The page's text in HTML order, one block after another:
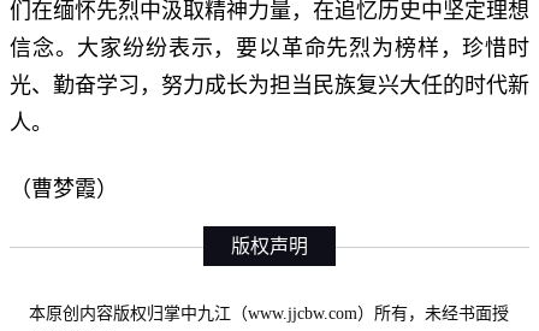
们在缅怀先烈中汲取精神力量，在追忆历史中坚定理想
信念。大家纷纷表示，要以革命先烈为榜样，珍惜时
光、勤奋学习，努力成长为担当民族复兴大任的时代新
人。
（曹梦霞）
版权声明
本原创内容版权归掌中九江（www.jjcbw.com）所有，未经书面授